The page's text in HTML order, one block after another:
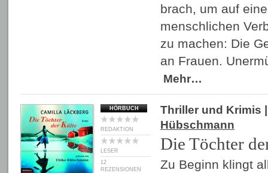
brach, um auf
menschlichen
zu machen: Die
an Frauen.
Mehr…
HÖRBUCH
REDAKTION
LESER
12
REZENSIONEN
Thriller und Krimis
Hübschmann
Die Töchter
Zu Beginn klingt